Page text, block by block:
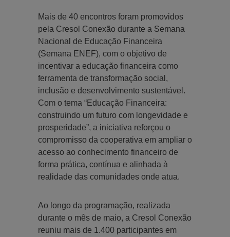
Mais de 40 encontros foram promovidos
pela Cresol Conexão durante a Semana
Nacional de Educação Financeira
(Semana ENEF), com o objetivo de
incentivar a educação financeira como
ferramenta de transformação social,
inclusão e desenvolvimento sustentável.
Com o tema “Educação Financeira:
construindo um futuro com longevidade e
prosperidade”, a iniciativa reforçou o
compromisso da cooperativa em ampliar o
acesso ao conhecimento financeiro de
forma prática, contínua e alinhada à
realidade das comunidades onde atua.
Ao longo da programação, realizada
durante o mês de maio, a Cresol Conexão
reuniu mais de 1.400 participantes em